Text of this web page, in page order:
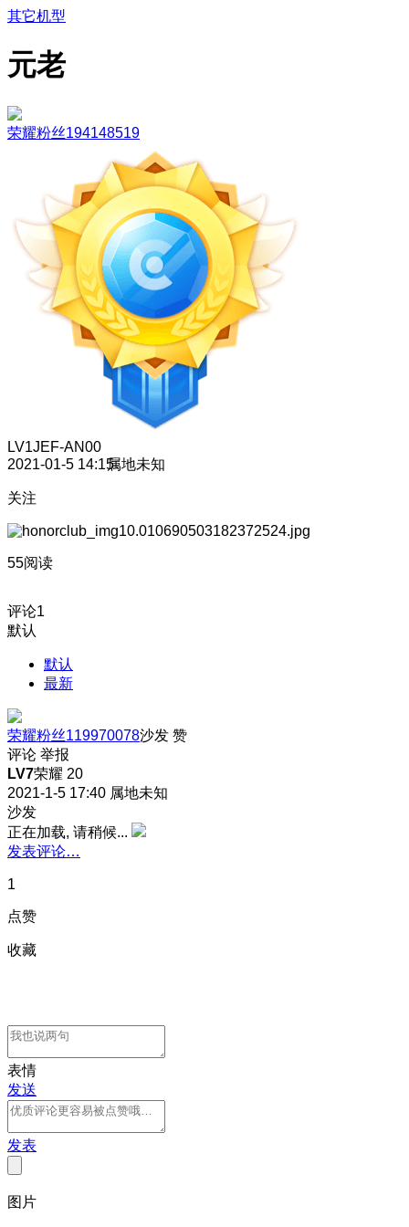
其它机型
元老
荣耀粉丝194148519
LV1JEF-AN00
2021-01-5 14:15属地未知
关注
55阅读
评论1
默认
默认
最新
荣耀粉丝119970078沙发 赞
评论 举报
LV7荣耀 20
2021-1-5 17:40 属地未知
沙发
正在加载, 请稍候...
发表评论…
1
点赞
收藏
表情
发送
发表
图片